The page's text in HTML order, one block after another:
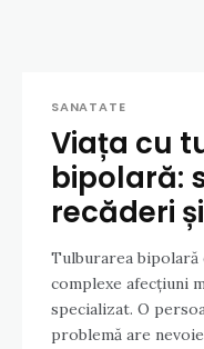
SANATATE
Viața cu
bipolară:
recăderi
Tulburarea bipolară
complexe afecțiuni
specializat. O
problemă are